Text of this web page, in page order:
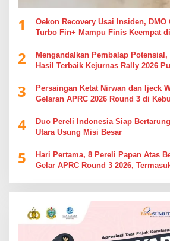
1
Oekon Recovery Usai Insiden, DMO
Turbo Fin+ Mampu Finis Keempat
2
Mengandalkan Pembalap
Hasil Terbaik Kejurnas Rally 2026
3
Persaingan Ketat Nirwan dan Ijeck
Gelaran APRC 2026 Round 3 di
4
Duo Pereli Indonesia Siap
Utara Usung Misi Besar
5
Hari Pertama, 8 Pereli Papan Atas
Gelar APRC Round 3 2026,